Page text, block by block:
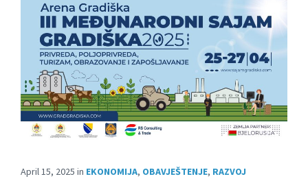
April 15, 2025 in EKONOMIJA, OBAVJEŠTENJE, RAZVOJ